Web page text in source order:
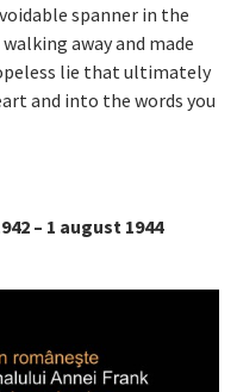
spanner in the
away and made
lie that ultimately
and into the words you
– 1 august 1944